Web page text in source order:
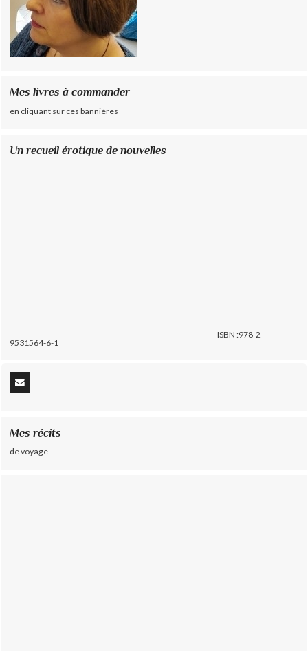
Mes livres à commander
en cliquant sur ces bannières
Un recueil érotique de nouvelles
ISBN :978-2-
9531564-6-1
Mes récits
de voyage